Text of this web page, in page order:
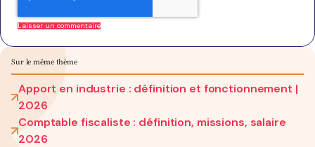
Sur le même thème
Apport en industrie : définition et fonctionnement |
2026
Comptable fiscaliste : définition, missions, salaire
2026